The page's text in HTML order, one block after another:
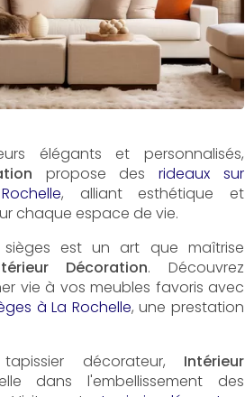
élégants et personnalisés,
propose desrideaux sur
, alliant esthétique et
chaque espace de vie.
est un art que maîtrise
Décoration. Découvrez
vie à vos meubles favoris avec
à La Rochelle, une prestation
décorateur, Intérieur
dans l'embellissement des